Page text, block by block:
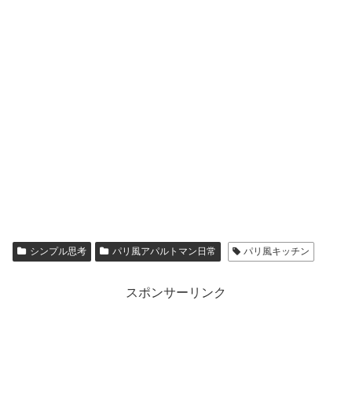
シンプル思考 パリ風アパルトマン日常 パリ風キッチン
スポンサーリンク